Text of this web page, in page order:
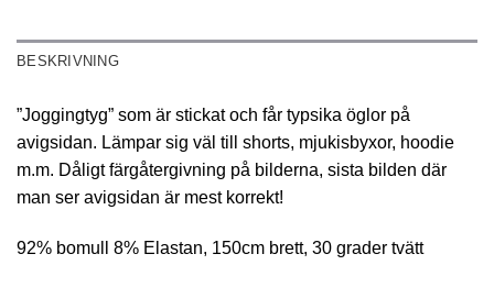
BESKRIVNING
”Joggingtyg” som är stickat och får typsika öglor på
avigsidan. Lämpar sig väl till shorts, mjukisbyxor, hoodie
m.m. Dåligt färgåtergivning på bilderna, sista bilden där
man ser avigsidan är mest korrekt!
92% bomull 8% Elastan, 150cm brett, 30 grader tvätt